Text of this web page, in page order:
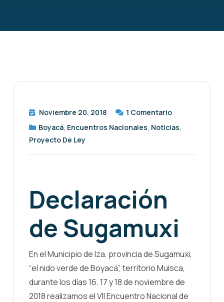
Noviembre 20, 2018 1 Comentario
Boyacá, Encuentros Nacionales, Noticias,
Proyecto De Ley
Declaración
de Sugamuxi
En el Municipio de Iza, provincia de Sugamuxi,
“el nido verde de Boyacá”, territorio Muisca,
durante los días 16, 17 y 18 de noviembre de
2018 realizamos el VII Encuentro Nacional de